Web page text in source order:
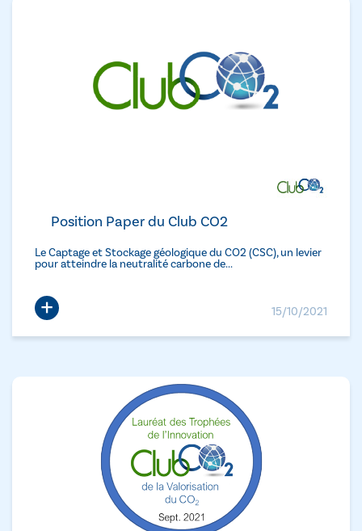
Position Paper du Club CO2
Le Captage et Stockage géologique du CO2 (CSC), un levier
pour atteindre la neutralité carbone de...
+ 15/10/2021